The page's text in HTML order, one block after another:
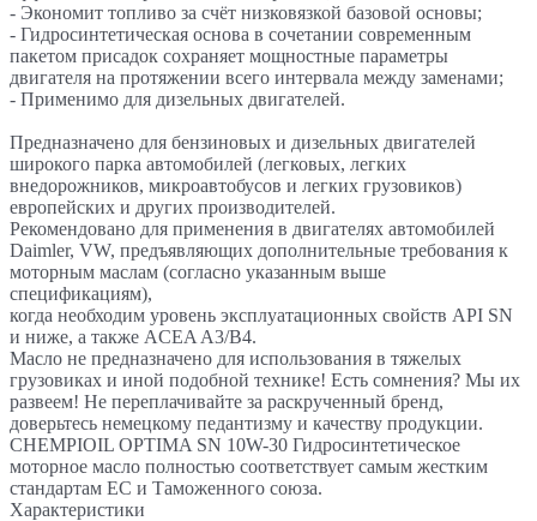
- Экономит топливо за счёт низковязкой базовой основы;
- Гидросинтетическая основа в сочетании современным
пакетом присадок сохраняет мощностные параметры
двигателя на протяжении всего интервала между заменами;
- Применимо для дизельных двигателей.
Предназначено для бензиновых и дизельных двигателей
широкого парка автомобилей (легковых, легких
внедорожников, микроавтобусов и легких грузовиков)
европейских и других производителей.
Рекомендовано для применения в двигателях автомобилей
Daimler, VW, предъявляющих дополнительные требования к
моторным маслам (согласно указанным выше
спецификациям),
когда необходим уровень эксплуатационных свойств API SN
и ниже, а также ACEA A3/B4.
Масло не предназначено для использования в тяжелых
грузовиках и иной подобной технике! Есть сомнения? Мы их
развеем! Не переплачивайте за раскрученный бренд,
доверьтесь немецкому педантизму и качеству продукции.
CHEMPIOIL OPTIMA SN 10W-30 Гидросинтетическое
моторное масло полностью соответствует самым жестким
стандартам ЕС и Таможенного союза.
Характеристики